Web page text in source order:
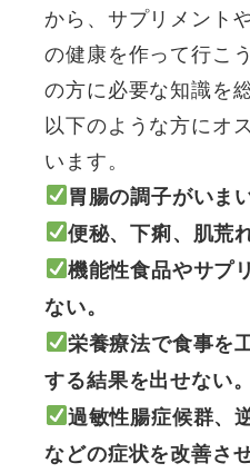
から、サプリメント
の健康を作って行こ
の方に必要な知識を
以下のような方にオ
います。
胃腸の調子がいま
便秘、下痢、肌荒
機能性食品やサプ
ない。
栄養療法で食事を
する結果を出せない。
過敏性腸症候群、
などの症状を改善さ